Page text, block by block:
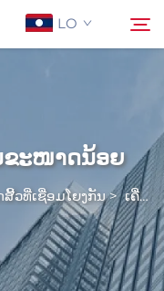
LO
ຂະໜາດນ້ອຍ
ສີ້ວທີ່ເຊື່ອມໂຍງກັນ>ເຄື່ອງຜະລິດອິດສາກ້ຽມຂະໜາດນ້ອຍ